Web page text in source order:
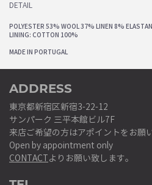
DETAIL
POLYESTER 53% WOOL 37% LINEN 8%
LINING: COTTON 100%
MADE IN PORTUGAL
ADDRESS
東京都新宿区新宿3-22-12
サンパーク 三平本館ビル7F
来店ご希望の方はアポイントをお願
Open by appointment only
CONTACTよりお願い致します。